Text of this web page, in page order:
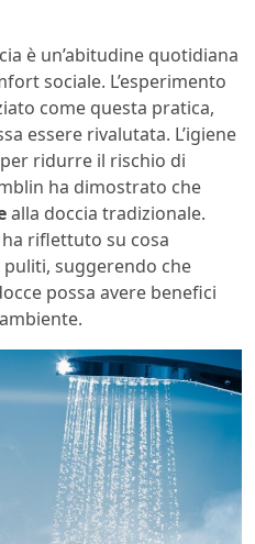
è un’abitudine quotidiana
sociale. L’esperimento
come questa pratica,
essere rivalutata. L’igiene
ridurre il rischio di
ha dimostrato che
alla doccia tradizionale.
riflettuto su cosa
suggerendo che
possa avere benefici